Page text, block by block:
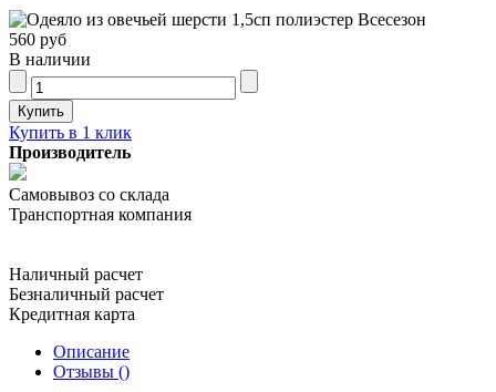
560 руб
В наличии
Купить в 1 клик
Производитель
Самовывоз со склада
Транспортная компания
Наличный расчет
Безналичный расчет
Кредитная карта
Описание
Отзывы ()